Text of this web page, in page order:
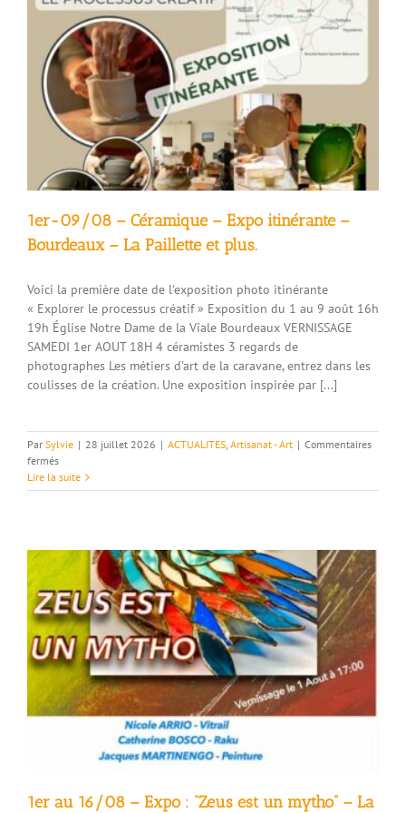
sur-
1er-09/08 – Céramique – Expo itinérante –
Bourdeaux – La Paillette et plus.
Voici la première date de l'exposition photo itinérante
« Explorer le processus créatif » Exposition du 1 au 9 août 16h
19h Église Notre Dame de la Viale Bourdeaux VERNISSAGE
SAMEDI 1er AOUT 18H 4 céramistes 3 regards de
photographes Les métiers d'art de la caravane, entrez dans les
coulisses de la création. Une exposition inspirée par [...]
Par Sylvie | 28 juillet 2026 | ACTUALITES, Artisanat - Art | Commentaires
ferméssur
1er-
09/08
itinérante
–
Bourdeaux
–
La
Paillette
et
plus.
Lire la suite
1er au 16/08 – Expo : “Zeus est un mytho” – La